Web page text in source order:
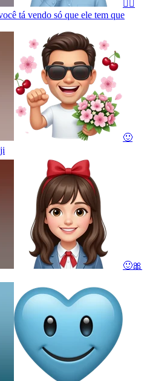
tá vendo só que ele tem que
🙂
🙂🎀